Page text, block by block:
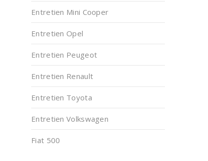
Entretien Mini Cooper
Entretien Opel
Entretien Peugeot
Entretien Renault
Entretien Toyota
Entretien Volkswagen
Fiat 500